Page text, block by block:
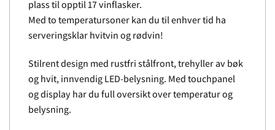
plass til opptil 17 vinflasker.
Med to temperatursoner kan du til enhver tid ha
serveringsklar hvitvin og rødvin!
Stilrent design med rustfri stålfront, trehyller av bøk
og hvit, innvendig LED-belysning. Med touchpanel
og display har du full oversikt over temperatur og
belysning.